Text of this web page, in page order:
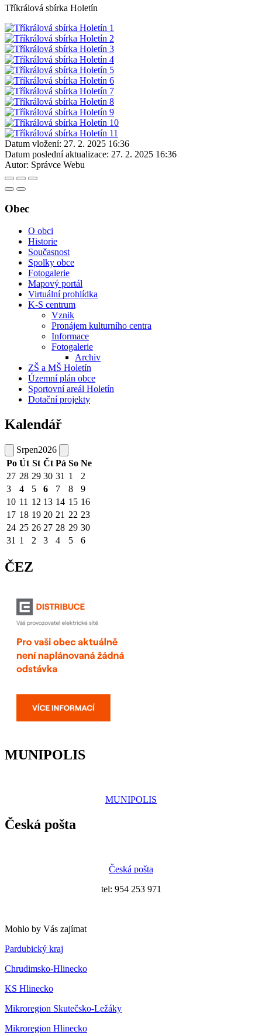
Tříkrálová sbírka Holetín
Datum vložení: 27. 2. 2025 16:36
Datum poslední aktualizace: 27. 2. 2025 16:36
Autor: Správce Webu
Obec
O obci
Historie
Současnost
Spolky obce
Fotogalerie
Mapový portál
Virtuální prohlídka
K-S centrum
Vznik
Pronájem kulturního centra
Informace
Fotogalerie
Archiv
ZŠ a MŠ Holetín
Územní plán obce
Sportovní areál Holetín
Dotační projekty
Kalendář
Srpen2026
Po Út St Čt Pá So Ne
27 28 29 30 31 1
2
3
4 5 6 7 8
9
10 11 12 13 14 15 16
17 18 19 20 21 22 23
24 25 26 27 28 29 30
31 1 2 3 4 5 6
ČEZ
MUNIPOLIS
MUNIPOLIS
Česká pošta
Česká pošta
tel: 954 253 971
Mohlo by Vás zajímat
Pardubický kraj
Chrudimsko-Hlinecko
KS Hlinecko
Mikroregion Skutečsko-Ležáky
Mikroregion Hlinecko